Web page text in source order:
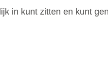
in kunt zitten en kunt